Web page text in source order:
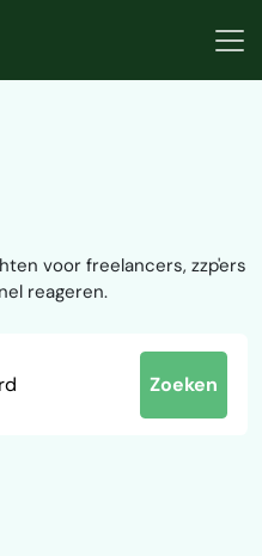
voor freelancers, zzp'ers
reageren.
Zoeken